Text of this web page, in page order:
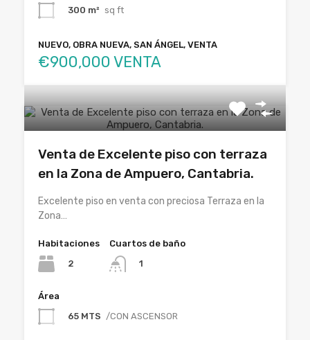
300 m² sq ft
NUEVO, OBRA NUEVA, SAN ÁNGEL, VENTA
€900,000 VENTA
Venta de Excelente piso con terraza
en la Zona de Ampuero, Cantabria.
Excelente piso en venta con preciosa Terraza en la
Zona…
Habitaciones
2
Cuartos de baño
1
Área
65 MTS /CON ASCENSOR